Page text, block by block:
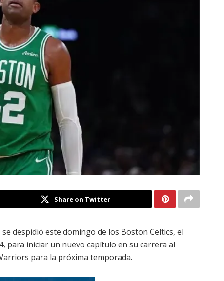
Share on Twitter
despidió este domingo de los Boston Celtics, el
para iniciar un nuevo capítulo en su carrera al
para la próxima temporada.